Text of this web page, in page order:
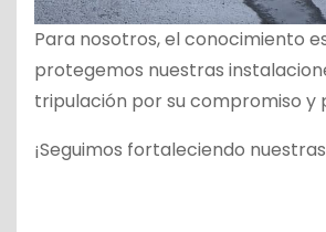
Para nosotros, el conocimiento
protegemos nuestras
tripulación por su compromiso
¡Seguimos fortaleciendo